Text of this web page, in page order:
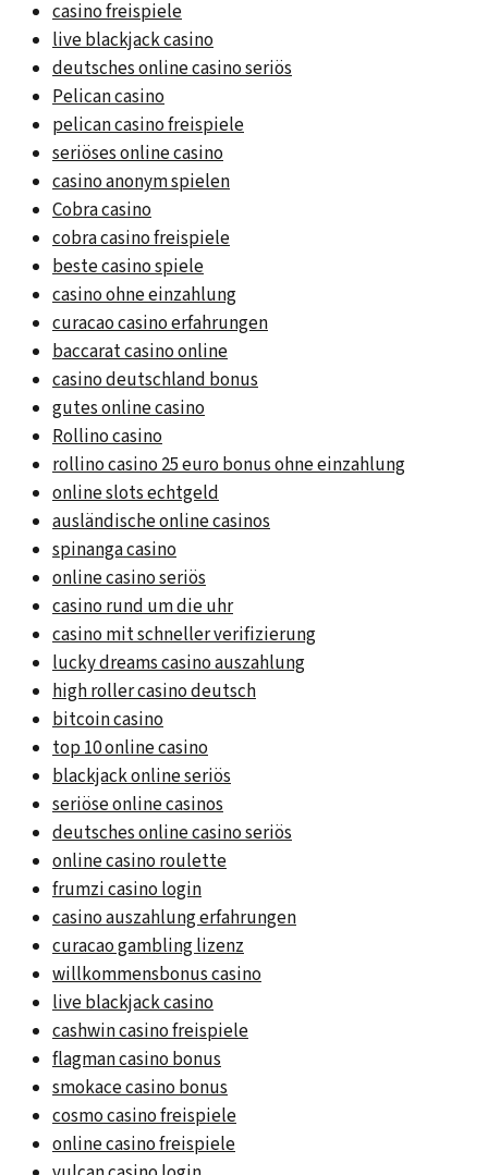
casino freispiele
live blackjack casino
deutsches online casino seriös
Pelican casino
pelican casino freispiele
seriöses online casino
casino anonym spielen
Cobra casino
cobra casino freispiele
beste casino spiele
casino ohne einzahlung
curacao casino erfahrungen
baccarat casino online
casino deutschland bonus
gutes online casino
Rollino casino
rollino casino 25 euro bonus ohne einzahlung
online slots echtgeld
ausländische online casinos
spinanga casino
online casino seriös
casino rund um die uhr
casino mit schneller verifizierung
lucky dreams casino auszahlung
high roller casino deutsch
bitcoin casino
top 10 online casino
blackjack online seriös
seriöse online casinos
deutsches online casino seriös
online casino roulette
frumzi casino login
casino auszahlung erfahrungen
curacao gambling lizenz
willkommensbonus casino
live blackjack casino
cashwin casino freispiele
flagman casino bonus
smokace casino bonus
cosmo casino freispiele
online casino freispiele